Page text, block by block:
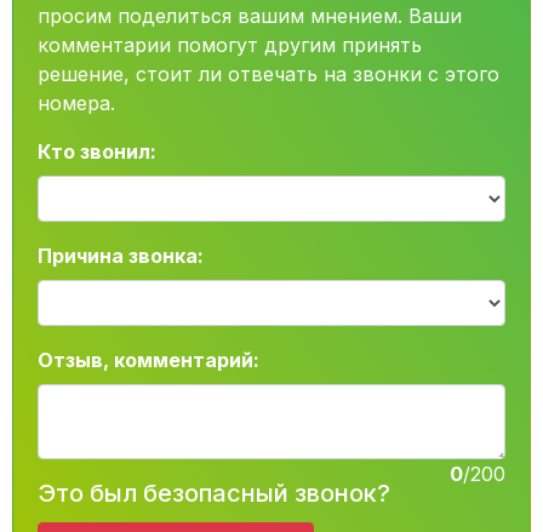
просим поделиться вашим мнением. Ваши
комментарии помогут другим принять
решение, стоит ли отвечать на звонки с этого
номера.
Кто звонил:
Причина звонка:
Отзыв, комментарий:
0/200
Это был безопасный звонок?